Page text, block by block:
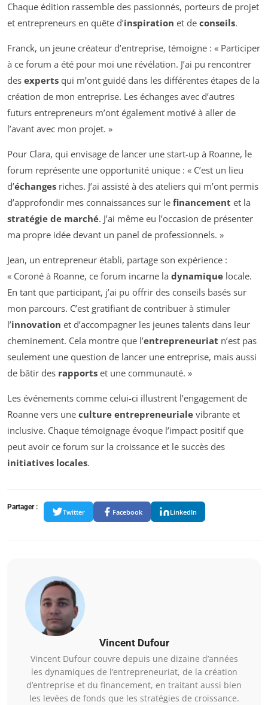
Chaque édition rassemble des passionnés, porteurs de projet
et entrepreneurs en quête d’inspiration et de conseils.
Franck, un jeune créateur d’entreprise, témoigne : « Participer
à ce forum a été pour moi une révélation. J’ai pu rencontrer
des experts qui m’ont guidé dans les différentes étapes de la
création de mon entreprise. Les échanges avec d’autres
futurs entrepreneurs m’ont également motivé à aller de
l’avant avec mon projet. »
Pour Clara, qui envisage de lancer une start-up à Roanne, le
forum représente une opportunité unique : « C’est un lieu
d’échanges riches. J’ai assisté à des ateliers qui m’ont permis
d’approfondir mes connaissances sur le financement et la
stratégie de marché. J’ai même eu l’occasion de présenter
ma propre idée devant un panel de professionnels. »
Jean, un entrepreneur établi, partage son expérience :
« Coroné à Roanne, ce forum incarne la dynamique locale.
En tant que participant, j’ai pu offrir des conseils basés sur
mon parcours. C’est gratifiant de contribuer à stimuler
l’innovation et d’accompagner les jeunes talents dans leur
cheminement. Cela montre que l’entrepreneuriat n’est pas
seulement une question de lancer une entreprise, mais aussi
de bâtir des rapports et une communauté. »
Les événements comme celui-ci illustrent l’engagement de
Roanne vers une culture entrepreneuriale vibrante et
inclusive. Chaque témoignage évoque l’impact positif que
peut avoir ce forum sur la croissance et le succès des
initiatives locales.
Partager :
Twitter Facebook LinkedIn
Vincent Dufour
Vincent Dufour couvre depuis une dizaine d’années
les dynamiques de l’entrepreneuriat, de la création
d’entreprise et du financement, en traitant aussi bien
les levées de fonds que les stratégies de croissance.